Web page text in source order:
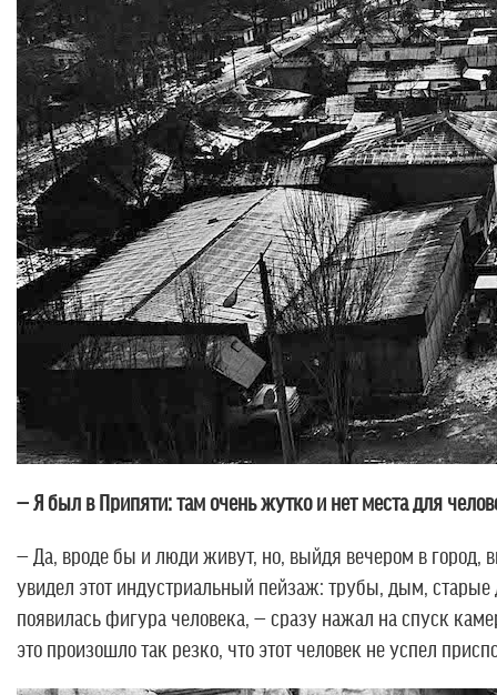
— Я был в Припяти: там очень жутко и нет места для
— Да, вроде бы и люди живут, но, выйдя вечером в
увидел этот индустриальный пейзаж: трубы, дым, старые
появилась фигура человека, — сразу нажал на спуск
это произошло так резко, что этот человек не успел